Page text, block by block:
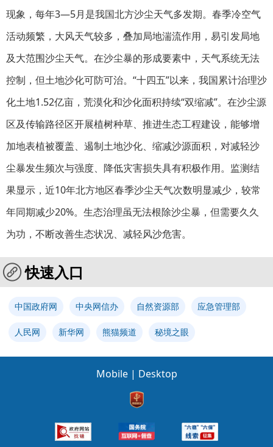
现象，每年3—5月是我国北方沙尘天气多发期。春季冷空气
活动频繁，大风天气较多，叠加局地湍流作用，易引发局地
及大范围沙尘天气。在沙尘暴的形成要素中，天气系统无法
控制，但土地沙化可防可治。“十四五”以来，我国累计治理沙
化土地1.52亿亩，荒漠化和沙化面积持续“双缩减”。在沙尘源
区及传输路径区开展植树种草、推进生态工程建设，能够增
加地表植被覆盖、遏制土地沙化、缩减沙源面积，对减轻沙
尘暴发生频次与强度、降低灾害损失具有积极作用。监测结
果显示，近10年北方地区春季沙尘天气次数明显减少，较常
年同期减少20%。生态治理虽无法根除沙尘暴，但需要久久
为功，不断改善生态状况、减轻风沙危害。
快速入口
中国政府网 中央网信办 自然资源部 应急管理部
人民网 新华网 熊猫频道 秘境之眼
Mobile | Desktop